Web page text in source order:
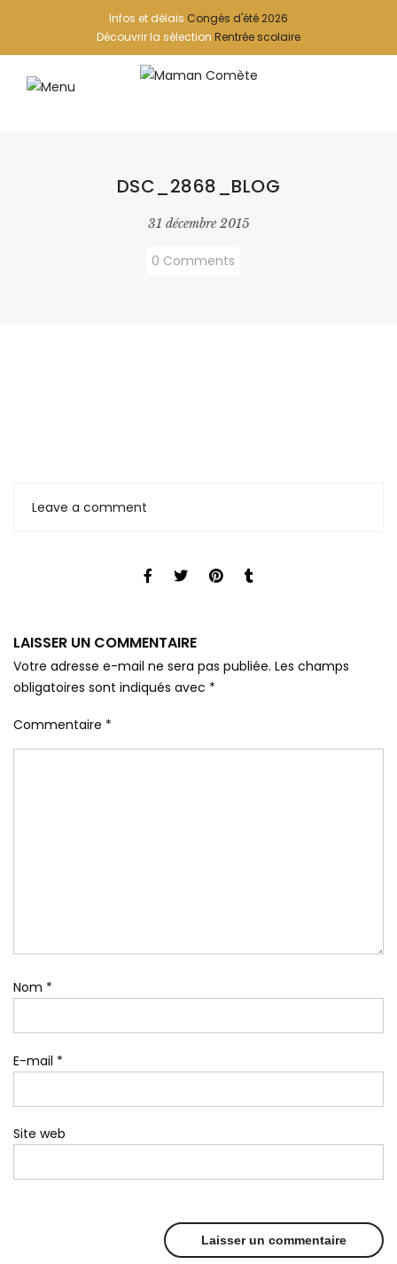
Infos et délais Congés d'été 2026
Découvrir la sélection Rentrée scolaire
DSC_2868_BLOG
31 décembre 2015
0 Comments
Leave a comment
LAISSER UN COMMENTAIRE
Votre adresse e-mail ne sera pas publiée. Les champs
obligatoires sont indiqués avec *
Commentaire *
Nom *
E-mail *
Site web